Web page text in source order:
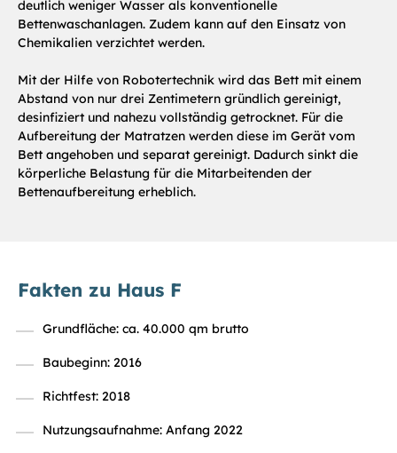
deutlich weniger Wasser als konventionelle
Bettenwaschanlagen. Zudem kann auf den Einsatz von
Chemikalien verzichtet werden.
Mit der Hilfe von Robotertechnik wird das Bett mit einem
Abstand von nur drei Zentimetern gründlich gereinigt,
desinfiziert und nahezu vollständig getrocknet. Für die
Aufbereitung der Matratzen werden diese im Gerät vom
Bett angehoben und separat gereinigt. Dadurch sinkt die
körperliche Belastung für die Mitarbeitenden der
Bettenaufbereitung erheblich.
Fakten zu Haus F
Grundfläche: ca. 40.000 qm brutto
Baubeginn: 2016
Richtfest: 2018
Nutzungsaufnahme: Anfang 2022